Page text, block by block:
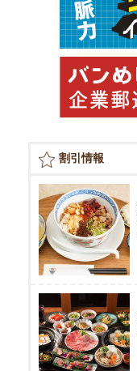
割引情報